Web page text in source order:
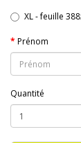
XL - feuille
Prénom
Quantité